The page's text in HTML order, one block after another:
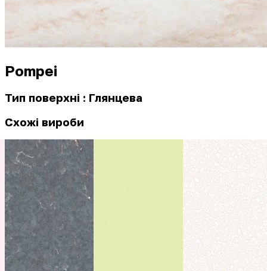
Pompei
Тип поверхні : Глянцева
Схожі вироби